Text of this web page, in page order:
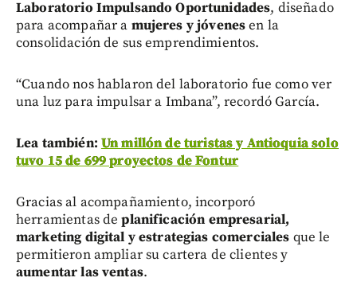
Laboratorio Impulsando Oportunidades, diseñado
para acompañar a mujeres y jóvenesen la
consolidación de sus emprendimientos.
“Cuando nos hablaron del laboratorio fue como ver
una luz para impulsar a Imbana”, recordó García.
Lea también: Un millón de turistas y Antioquia solo
tuvo 15 de 699 proyectos de Fontur
Gracias al acompañamiento, incorporó
herramientas deplanificación empresarial,
marketing digital y estrategias comerciales que le
permitieron ampliar su cartera de clientes y
aumentar las ventas.